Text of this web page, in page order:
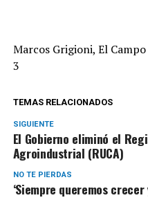
Marcos Grigioni, El
3
TEMAS RELACIONADOS
SIGUIENTE
El Gobierno eliminó el
Agroindustrial (RUCA)
NO TE PIERDAS
‘Siempre queremos